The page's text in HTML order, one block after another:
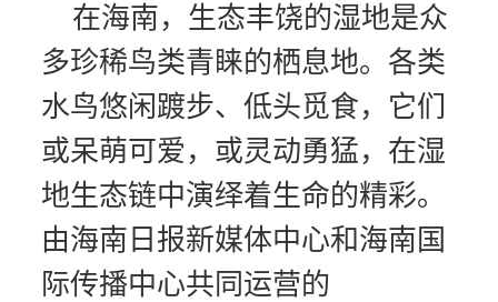
在海南，生态丰饶的湿地是众
多珍稀鸟类青睐的栖息地。各类
水鸟悠闲踱步、低头觅食，它们
或呆萌可爱，或灵动勇猛，在湿
地生态链中演绎着生命的精彩。
由海南日报新媒体中心和海南国
际传播中心共同运营的